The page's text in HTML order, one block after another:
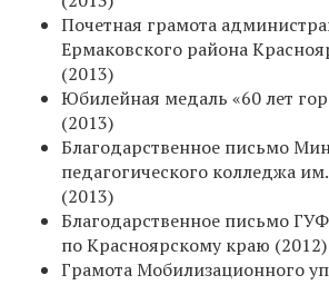
Почетная грамота
Ермаковского района
(2013)
Юбилейная медаль «60 лет
(2013)
Благодарственное письмо
педагогического колледжа
(2013)
Благодарственное письмо
по Красноярскому краю (2012)
Грамота Мобилизационного